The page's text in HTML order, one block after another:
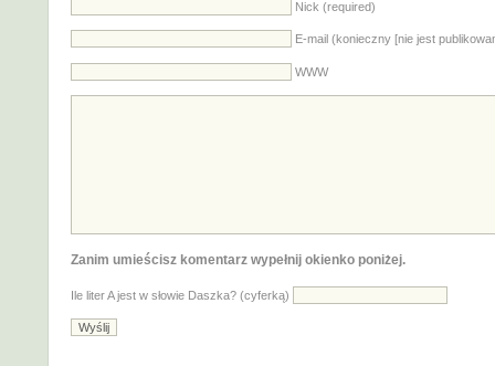
Nick (required)
E-mail (konieczny [nie jest
WWW
Zanim umieścisz komentarz wypełnij okienko poniżej.
Ile liter A jest w słowie Daszka? (cyferką)